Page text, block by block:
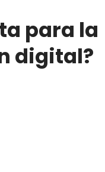
para la
digital?